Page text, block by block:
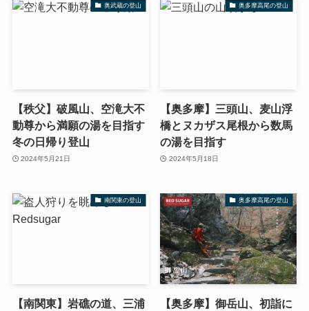
奥武蔵の登山
【秩父】破風山、空滝大不
動尊から満願の湯を目指す
冬の日帰り登山
2024年5月21日
奥多摩高尾の登山
【奥多摩】三頭山、麦山浮
橋とヌカザス尾根から数馬
の湯を目指す
2024年5月18日
南関東の登山
【南関東】岩礁の道、三浦
奥多摩高尾の登山
【奥多摩】御岳山、初詣に